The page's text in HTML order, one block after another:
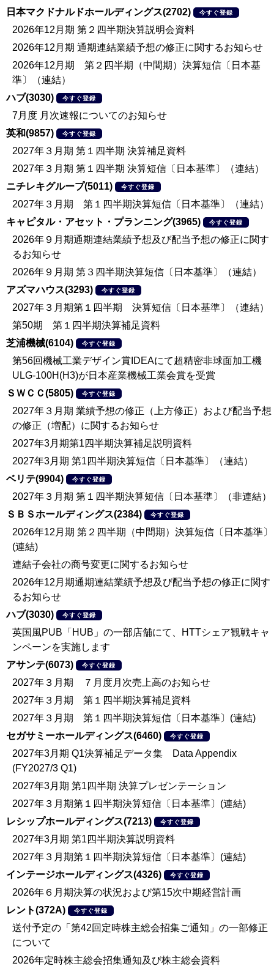
日本マクドナルドホールディングス(2702) 今すぐ登録
2026年12月期 第２四半期決算説明会資料
2026年12月期 通期連結業績予想の修正に関するお知らせ
2026年12月期 第２四半期（中間期）決算短信〔日本基
準〕（連結）
ハブ(3030)
今すぐ登録
7月度 月次速報についてのお知らせ
英和(9857)
今すぐ登録
2027年３月期 第１四半期 決算補足資料
2027年３月期 第１四半期 決算短信〔日本基準〕（連結）
ニチレキグループ(5011)
今すぐ登録
2027年３月期 第１四半期決算短信〔日本基準〕（連結）
キャピタル・アセット・プランニング(3965)
今すぐ登録
2026年９月期通期連結業績予想及び配当予想の修正に関す
るお知らせ
2026年９月期 第３四半期決算短信〔日本基準〕（連結）
アズマハウス(3293)
今すぐ登録
2027年３月期第１四半期 決算短信〔日本基準〕（連結）
第50期 第１四半期決算補足資料
芝浦機械(6104)
今すぐ登録
第56回機械工業デザイン賞IDEAにて超精密非球面加工機
ULG-100H(H3)が日本産業機械工業会賞を受賞
ＳＷＣＣ(5805)
今すぐ登録
2027年３月期 業績予想の修正（上方修正）および配当予想
の修正（増配）に関するお知らせ
2027年3月期第1四半期決算補足説明資料
2027年3月期 第1四半期決算短信〔日本基準〕（連結）
ベリテ(9904)
今すぐ登録
2027年３月期 第１四半期決算短信〔日本基準〕（非連結）
ＳＢＳホールディングス(2384)
今すぐ登録
2026年12月期 第２四半期（中間期）決算短信〔日本基準〕
(連結)
連結子会社の商号変更に関するお知らせ
2026年12月期通期連結業績予想及び配当予想の修正に関す
るお知らせ
ハブ(3030)
今すぐ登録
英国風PUB「HUB」の一部店舗にて、HTTシェア観戦キャ
ンペーンを実施します
アサンテ(6073)
今すぐ登録
2027年３月期 ７月度月次売上高のお知らせ
2027年３月期 第１四半期決算補足資料
2027年３月期 第１四半期決算短信〔日本基準〕(連結)
セガサミーホールディングス(6460)
今すぐ登録
2027年3月期 Q1決算補足データ集 Data Appendix
(FY2027/3 Q1)
2027年3月期 第1四半期 決算プレゼンテーション
2027年３月期第１四半期決算短信〔日本基準〕(連結)
レシップホールディングス(7213)
今すぐ登録
2027年3月期 第1四半期決算説明資料
2027年３月期第１四半期決算短信〔日本基準〕(連結)
インテージホールディングス(4326)
今すぐ登録
2026年６月期決算の状況および第15次中期経営計画
レント(372A)
今すぐ登録
送付予定の「第42回定時株主総会招集ご通知」の一部修正
について
2026年定時株主総会招集通知及び株主総会資料